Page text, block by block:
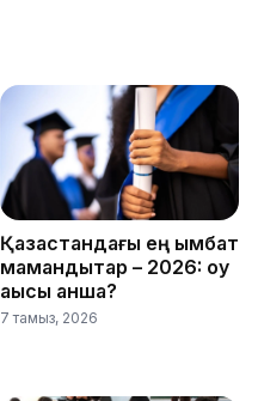
Қазақстандағы ең қымбат
мамандықтар – 2026: оқу
ақысы қанша?
7 тамыз, 2026